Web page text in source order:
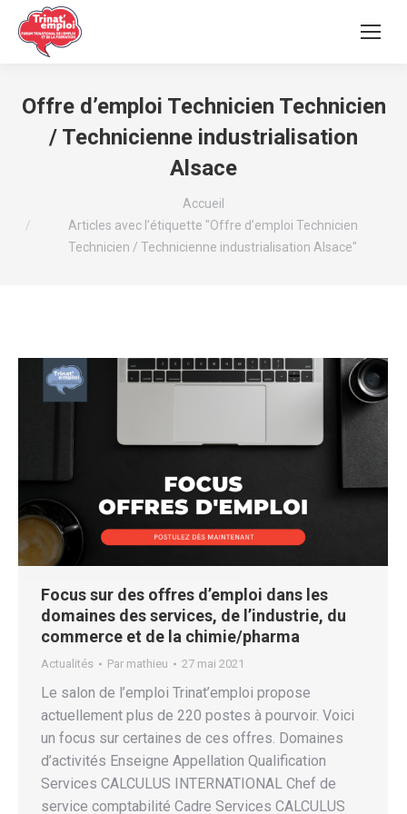
Offre d’emploi Technicien Technicien
/ Technicienne industrialisation
Alsace
Accueil
Articles avec l’étiquette "Offre d’emploi Technicien
Technicien / Technicienne industrialisation Alsace"
Focus sur des offres d’emploi dans les
domaines des services, de l’industrie, du
commerce et de la chimie/pharma
Actualités Par mathieu 27 mai 2021
Le salon de l’emploi Trinat’emploi propose
actuellement plus de 220 postes à pourvoir. Voici
un focus sur certaines de ces offres. Domaines
d’activités Enseigne Appellation Qualification
Services CALCULUS INTERNATIONAL Chef de
service comptabilité Cadre Services CALCULUS